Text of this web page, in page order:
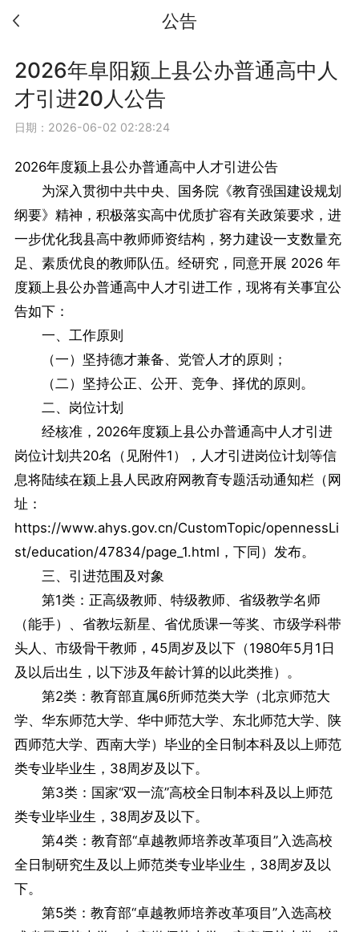
公告
2026年阜阳颍上县公办普通高中人
才引进20人公告
日期：2026-06-02 02:28:24
2026年度颍上县公办普通高中人才引进公告
为深入贯彻中共中央、国务院《教育强国建设规划
纲要》精神，积极落实高中优质扩容有关政策要求，进
一步优化我县高中教师师资结构，努力建设一支数量充
足、素质优良的教师队伍。经研究，同意开展 2026 年
度颍上县公办普通高中人才引进工作，现将有关事宜公
告如下：
一、工作原则
（一）坚持德才兼备、党管人才的原则；
（二）坚持公正、公开、竞争、择优的原则。
二、岗位计划
经核准，2026年度颍上县公办普通高中人才引进
岗位计划共20名（见附件1），人才引进岗位计划等信
息将陆续在颍上县人民政府网教育专题活动通知栏（网
址：
https://www.ahys.gov.cn/CustomTopic/opennessLi
st/education/47834/page_1.html，下同）发布。
三、引进范围及对象
第1类：正高级教师、特级教师、省级教学名师
（能手）、省教坛新星、省优质课一等奖、市级学科带
头人、市级骨干教师，45周岁及以下（1980年5月1日
及以后出生，以下涉及年龄计算的以此类推）。
第2类：教育部直属6所师范类大学（北京师范大
学、华东师范大学、华中师范大学、东北师范大学、陕
西师范大学、西南大学）毕业的全日制本科及以上师范
类专业毕业生，38周岁及以下。
第3类：国家“双一流”高校全日制本科及以上师范
类专业毕业生，38周岁及以下。
第4类：教育部“卓越教师培养改革项目”入选高校
全日制研究生及以上师范类专业毕业生，38周岁及以
下。
第5类：教育部“卓越教师培养改革项目”入选高校